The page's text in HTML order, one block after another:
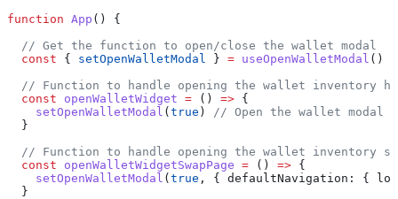
function App () {
  // Get the function to open/close the wallet modal
  const
{ setOpenWalletModal } = useOpenWalletModal ()
// Function to handle opening the wallet inventory
  const
openWalletWidget = () => {
    setOpenWalletModal
(true )
// Open the wallet modal
  }
// Function to handle opening the wallet inventory
  const
openWalletWidgetSwapPage = () => {
    setOpenWalletModal
(true , { defaultNavigation: {
  }